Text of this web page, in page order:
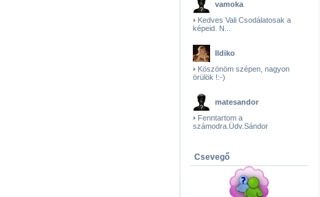
vamoka
Kedves Vali Csodálatosak a
képeid. N...
Ildiko
Köszönöm szépen, nagyon
örülök !:-)
matesandor
Fenntartom a
számodra.Üdv.Sándor
Csevegő